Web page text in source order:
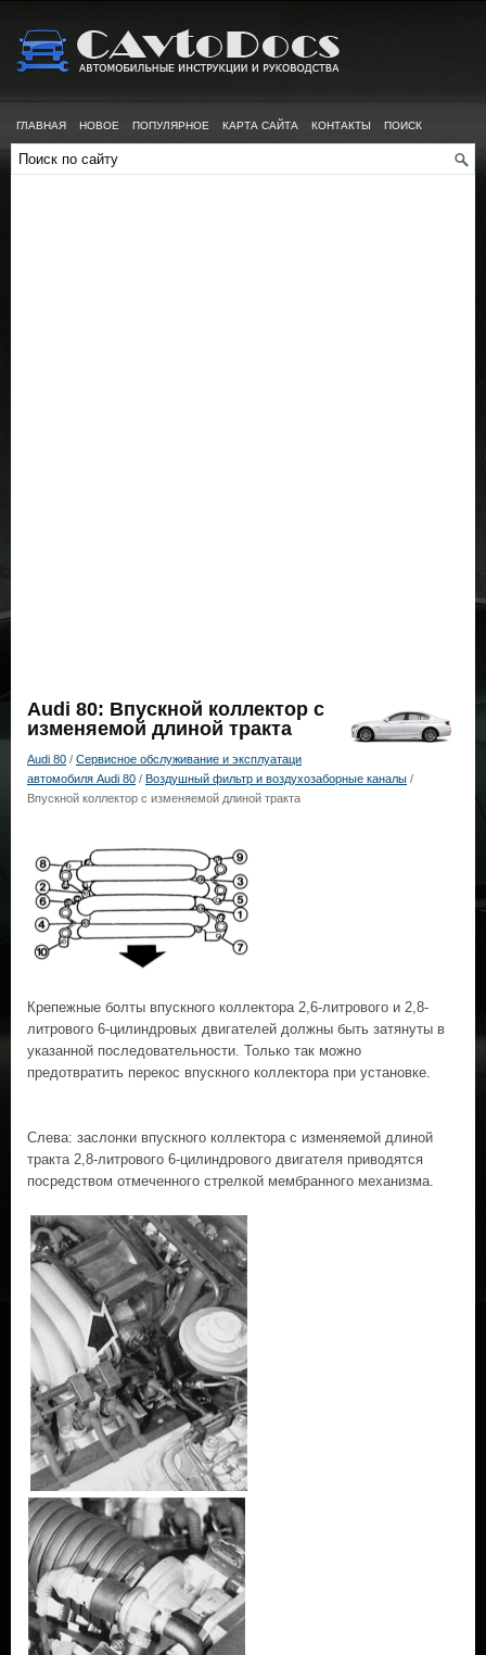
ГЛАВНАЯ НОВОЕ ПОПУЛЯРНОЕ КАРТА САЙТА КОНТАКТЫ ПОИСК
Audi 80: Впускной коллектор с
изменяемой длиной тракта
Audi 80 / Сервисное обслуживание и эксплуатаци
автомобиля Audi 80 / Воздушный фильтр и воздухозаборные каналы /
Впускной коллектор с изменяемой длиной тракта
Крепежные болты впускного коллектора 2,6-литрового и 2,8-
литрового 6-цилиндровых двигателей должны быть затянуты в
указанной последовательности. Только так можно
предотвратить перекос впускного коллектора при установке.
Слева: заслонки впускного коллектора с изменяемой длиной
тракта 2,8-литрового 6-цилиндрового двигателя приводятся
посредством отмеченного стрелкой мембранного механизма.